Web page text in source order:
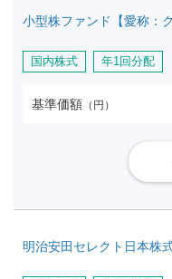
小型株ファンド【愛称：
国内株式 年1回分配
基準価額 （円）
明治安田セレクト日本株